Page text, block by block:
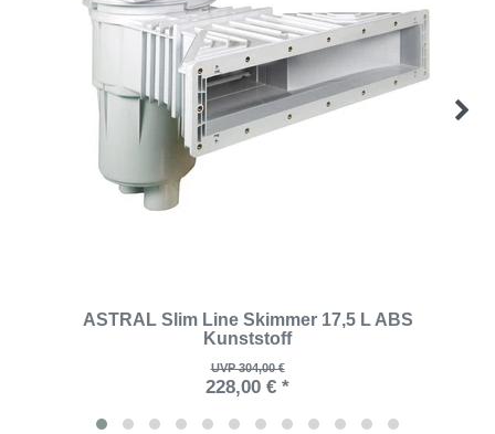
ASTRAL Slim Line Skimmer 17,5 L ABS
Kunststoff
UVP 304,00 €
228,00 € *